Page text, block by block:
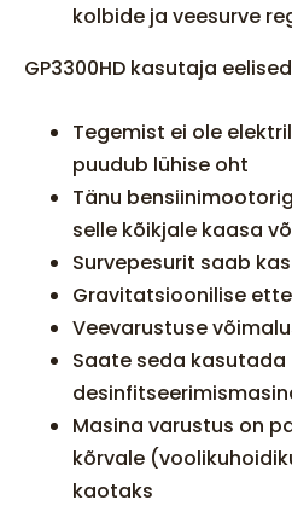
kolbide ja veesurve
GP3300HD kasutaja eelised
Tegemist ei ole
puudub lühise oht
Tänu
selle kõikjale kaasa
Survepesurit saab
Gravitatsioonilise
Veevarustuse
Saate seda kasutada
Masina varustus on
kõrvale
kaotaks